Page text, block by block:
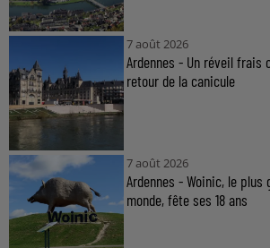
7 août 2026
Ardennes - Un réveil frais
retour de la canicule
7 août 2026
Ardennes - Woinic, le plus
monde, fête ses 18 ans